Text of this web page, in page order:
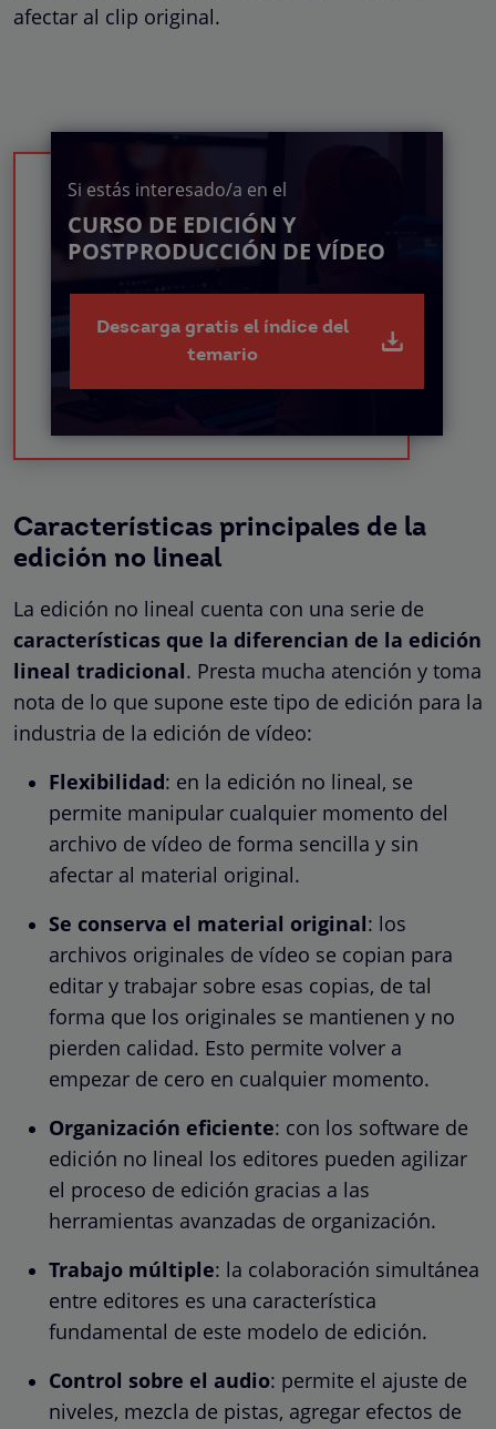
afectar al clip original.
Si estás interesado/a en el
CURSO DE EDICIÓN Y
POSTPRODUCCIÓN DE VÍDEO
Descarga gratis el índice del
temario
Características principales de la
edición no lineal
La edición no lineal cuenta con una serie de
características que la diferencian de la edición
lineal tradicional. Presta mucha atención y toma
nota de lo que supone este tipo de edición para la
industria de la edición de vídeo:
Flexibilidad: en la edición no lineal, se
permite manipular cualquier momento del
archivo de vídeo de forma sencilla y sin
afectar al material original.
Se conserva el material original: los
archivos originales de vídeo se copian para
editar y trabajar sobre esas copias, de tal
forma que los originales se mantienen y no
pierden calidad. Esto permite volver a
empezar de cero en cualquier momento.
Organización eficiente: con los software de
edición no lineal los editores pueden agilizar
el proceso de edición gracias a las
herramientas avanzadas de organización.
Trabajo múltiple: la colaboración simultánea
entre editores es una característica
fundamental de este modelo de edición.
Control sobre el audio: permite el ajuste de
niveles, mezcla de pistas, agregar efectos de